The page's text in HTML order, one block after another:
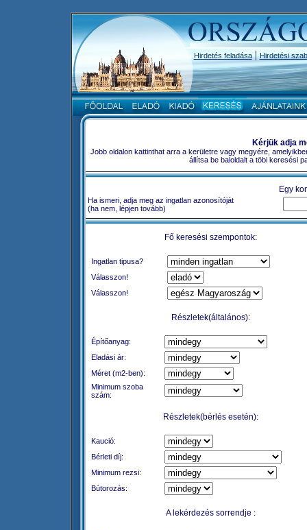
Hirdetés feladása|Hirdetési
Kérjük adja
Jobb oldalon kattinthat arra a kerületre vagy megyére,
állítsa be baloldalt a töbi keresési
Egy
Ha ismeri, adja meg az ingatlan azonosítóját
(ha nem, lépjen tovább)
Fő keresési szempontok:
Ingatlan tipusa?
Válasszon!
Válasszon!
Részletek(általános):
Építőanyag:
Eladási ár:
Méret (m2-ben):
Minimum szoba
szám:
Részletek(bérlés esetén):
Kaució:
Bérleti díj:
Minimum rezsi:
Bútorozás:
A lekérdezés sorrendje :